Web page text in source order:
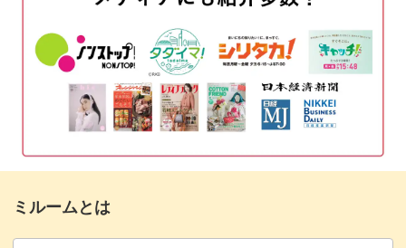
おわりに
ミルームとは